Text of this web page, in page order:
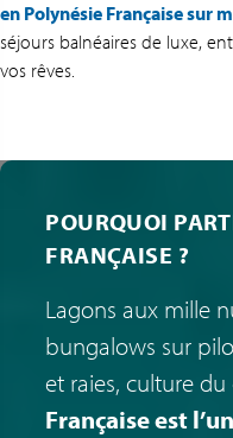
en Polynésie Française sur
séjours balnéaires de luxe,
vos rêves.
POURQUOI
FRANÇAISE ?
Lagons aux mille
bungalows sur
et raies, culture du
Française est